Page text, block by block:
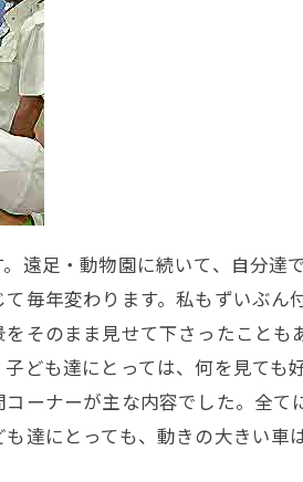
遠足・動物園に続いて、自分達
毎年変わります。私もずいぶ
そのまま見せて下さったこと
ども達にとっては、何を見ても
ーナーが主な内容でした。全
達にとっても、動きの大きい